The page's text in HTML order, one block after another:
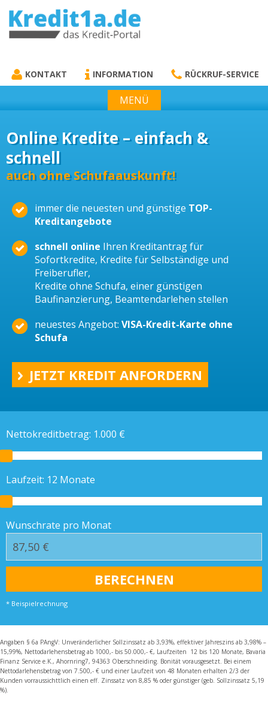
KREDIT1A.DE
KONTAKT INFORMATION RÜCKRUF-SERVICE
MENÜ
Online Kredite – einfach &
schnell
auch ohne Schufaauskunft!
immer die neuesten und günstige TOP-
Kreditangebote
schnell online Ihren Kreditantrag für
Sofortkredite, Kredite für Selbständige und
Freiberufler,
Kredite ohne Schufa, einer günstigen
Baufinanzierung, Beamtendarlehen stellen
neuestes Angebot: VISA-Kredit-Karte ohne
Schufa
JETZT KREDIT ANFORDERN
Nettokreditbetrag: 1.000 €
Laufzeit: 12 Monate
Wunschrate pro Monat
* Beispielrechnung
Angaben § 6a PAngV: Unveränderlicher Sollzinssatz ab 3,93%, effektiver Jahreszins ab 3,98% –
15,99%, Nettodarlehensbetrag ab 1000,- bis 50.000,- €, Laufzeiten 12 bis 120 Monate, Bavaria
Finanz Service e.K., Ahornring7, 94363 Oberschneiding. Bonität vorausgesetzt. Bei einem
Nettodarlehensbetrag von 7.500,- € und einer Laufzeit von 48 Monaten erhalten 2/3 der
Kunden vorraussichttlich einen eff. Zinssatz von 8,85 % oder günstiger (geb. Sollzinssatz 5,19
%).